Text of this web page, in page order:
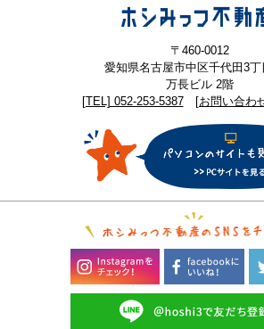
〒460-0012
愛知県名古屋市中区千代田3丁
万長ビル 2階
[TEL] 052-253-5387
[お問い合わ